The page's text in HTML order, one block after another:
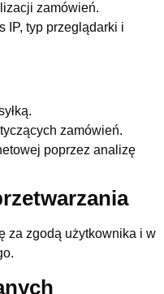
zamówień.
IP, typ przeglądarki i
zamówień.
poprzez analizę
za zgodą użytkownika i w